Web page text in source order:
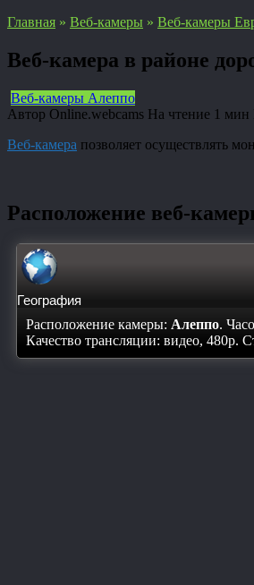
Главная » Веб-камеры » Веб-камеры
Веб-камера в районе
Веб-камеры Алеппо
Автор Online.webcams На чтение 1 мин
Веб-камера позволяет осуществлять
Расположение веб-
География
Расположение камеры: Алеппо.
Качество трансляции: видео, 480p.